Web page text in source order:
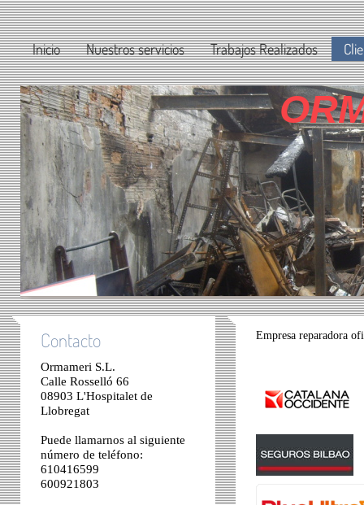
Inicio Nuestros servicios Trabajos Realizados
Contacto
Ormameri S.L.
Calle Rosselló 66
08903 L'Hospitalet de
Llobregat
Puede llamarnos al siguiente
número de teléfono:
610416599
600921803
Empresa reparadora